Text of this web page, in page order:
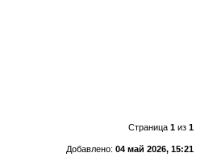
Страница 1из 1
Добавлено: 04 май 2026, 15:21